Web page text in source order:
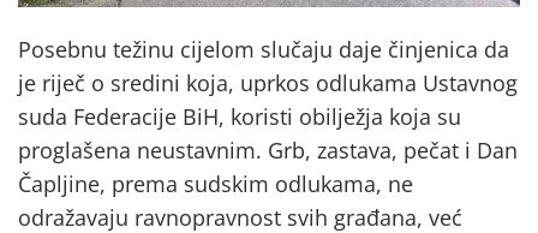
Posebnu težinu cijelom slučaju daje činjenica da
je riječ o sredini koja, uprkos odlukama Ustavnog
suda Federacije BiH, koristi obilježja koja su
proglašena neustavnim. Grb, zastava, pečat i Dan
Čapljine, prema sudskim odlukama, ne
odražavaju ravnopravnost svih građana, već